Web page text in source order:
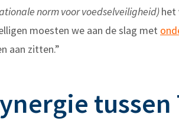
norm voor voedselveiligheid)het
moesten we aan de slag met
aan zitten.”
tussen